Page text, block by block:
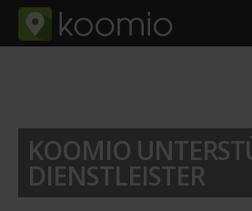
KOOMIO
DIENSTLEISTER